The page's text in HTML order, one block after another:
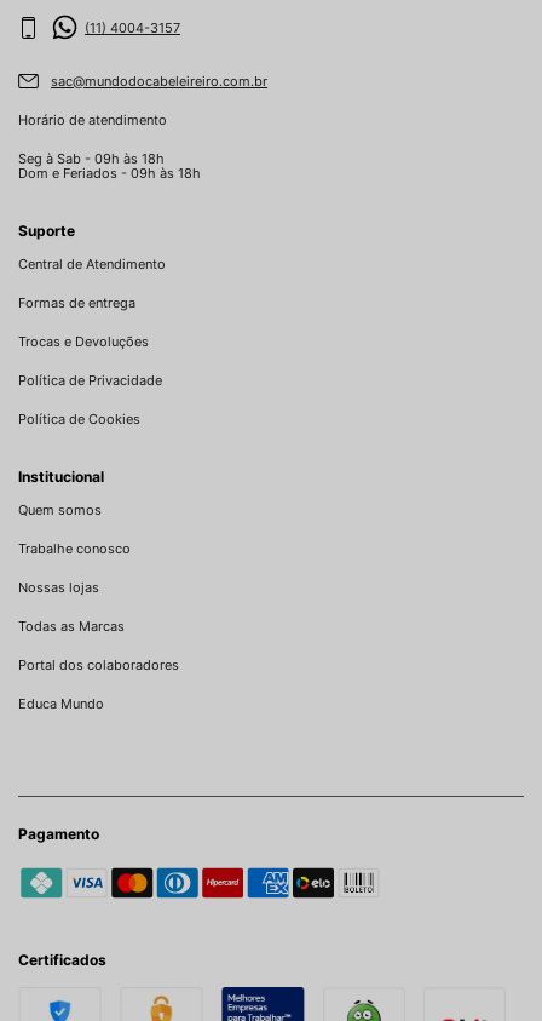
(11) 4004-3157
sac@mundodocabeleireiro.com.br
Horário de atendimento
Seg à Sab - 09h às 18h
Dom e Feriados - 09h às 18h
Suporte
Central de Atendimento
Formas de entrega
Trocas e Devoluções
Política de Privacidade
Política de Cookies
Institucional
Quem somos
Trabalhe conosco
Nossas lojas
Todas as Marcas
Portal dos colaboradores
Educa Mundo
Pagamento
Certificados